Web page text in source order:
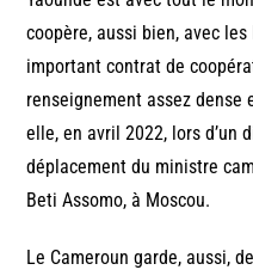
coopère, aussi bien, avec les
important contrat de
renseignement assez
elle, en avril 2022, lors d’un
déplacement du ministre
Beti Assomo, à Moscou.
Le Cameroun garde, aussi,